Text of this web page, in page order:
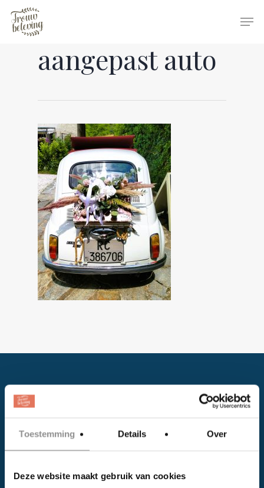
Toestemming Details Over
Deze website maakt gebruik van cookies
Hit enter to search or ESC to close
aangepast auto
Instagram